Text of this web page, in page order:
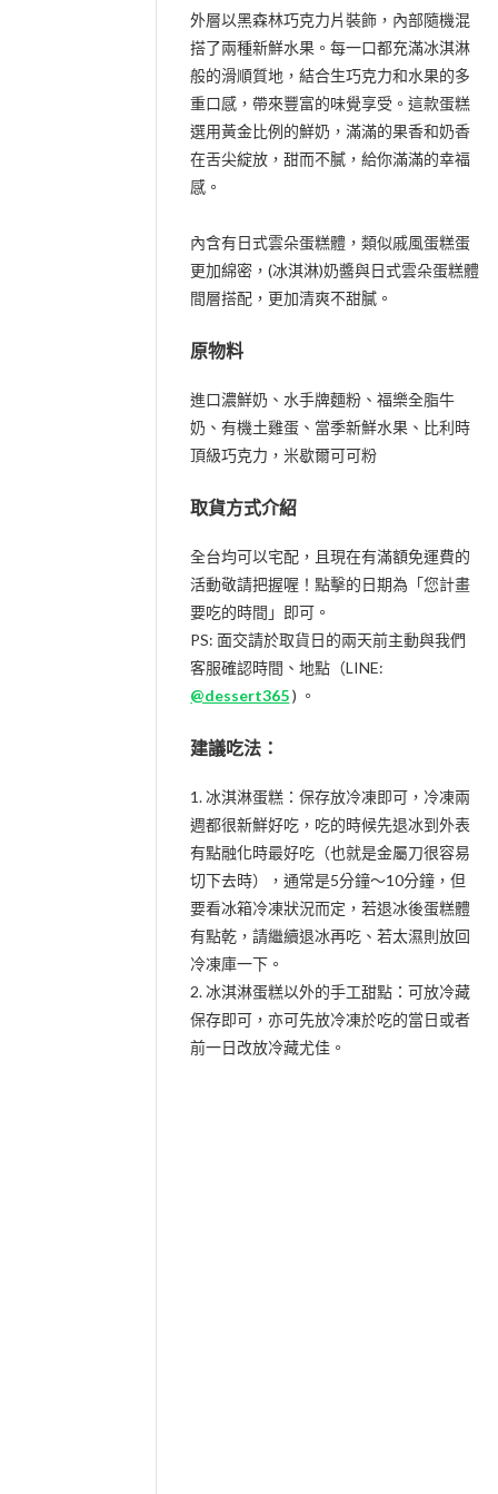
外層以黑森林巧克力片裝飾，內部隨機混
搭了兩種新鮮水果。每一口都充滿冰淇淋
般的滑順質地，結合生巧克力和水果的多
重口感，帶來豐富的味覺享受。這款蛋糕
選用黃金比例的鮮奶，滿滿的果香和奶香
在舌尖綻放，甜而不膩，給你滿滿的幸福
感。
內含有日式雲朵蛋糕體，類似戚風蛋糕蛋
更加綿密，(冰淇淋)奶醬與日式雲朵蛋糕體
間層搭配，更加清爽不甜膩。
原物料
進口濃鮮奶、水手牌麵粉、福樂全脂牛
奶、有機土雞蛋、當季新鮮水果、比利時
頂級巧克力，米歇爾可可粉
取貨方式介紹
全台均可以宅配，且現在有滿額免運費的
活動敬請把握喔！點擊的日期為「您計畫
要吃的時間」即可。
PS: 面交請於取貨日的兩天前主動與我們
客服確認時間、地點（LINE:
@dessert365) 。
建議吃法：
1. 冰淇淋蛋糕：保存放冷凍即可，冷凍兩
週都很新鮮好吃，吃的時候先退冰到外表
有點融化時最好吃（也就是金屬刀很容易
切下去時），通常是5分鐘～10分鐘，但
要看冰箱冷凍狀況而定，若退冰後蛋糕體
有點乾，請繼續退冰再吃、若太濕則放回
冷凍庫一下。
2. 冰淇淋蛋糕以外的手工甜點：可放冷藏
保存即可，亦可先放冷凍於吃的當日或者
前一日改放冷藏尤佳。